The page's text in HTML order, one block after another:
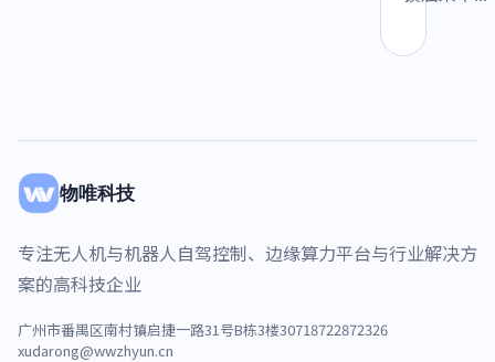
物唯科技
专注无人机与机器人自驾控制、边缘算力平台与行业解决方
案的高科技企业
广州市番禺区南村镇启捷一路31号B栋3楼30718722872326
xudarong@wwzhyun.cn